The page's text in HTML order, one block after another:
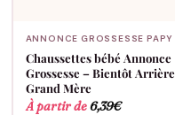
ANNONCE GROSSESSE PAPY
Chaussettes bébé Annonce
Grossesse – Bientôt Arrière
Grand Mère
À partir de6,39€